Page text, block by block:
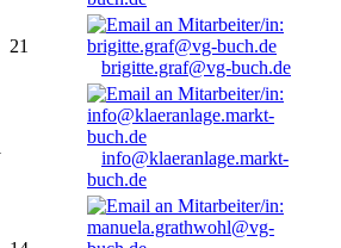
21
brigitte.graf@vg-buch.de
info@klaeranlage.markt-
buch.de